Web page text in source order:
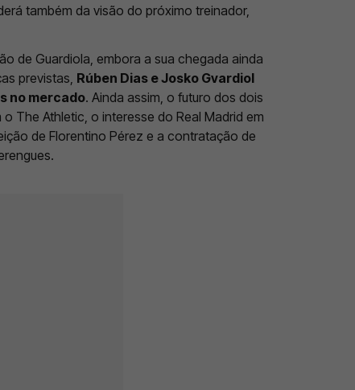
também da visão do próximo treinador,
de Guardiola, embora a sua chegada ainda
previstas, Rúben Dias e Josko Gvardiol
no mercado. Ainda assim, o futuro dos dois
The Athletic, o interesse do Real Madrid em
de Florentino Pérez e a contratação de